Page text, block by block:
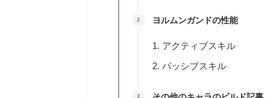
ヨルムンガンドの性能
アクティブスキル
パッシブスキル